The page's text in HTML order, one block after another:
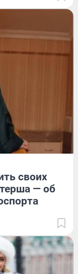
своих
— об